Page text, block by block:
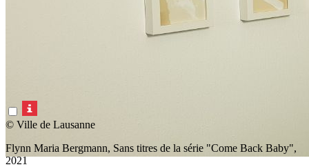
© Ville de Lausanne
Flynn Maria Bergmann, Sans titres de la série "Come Back Baby",
2021